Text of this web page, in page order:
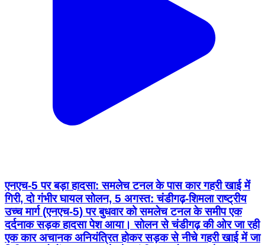
एनएच-5 पर बड़ा हादसा: समलेच टनल के पास कार गहरी खाई में
गिरी, दो गंभीर घायल सोलन, 5 अगस्त: चंडीगढ़-शिमला राष्ट्रीय
उच्च मार्ग (एनएच-5) पर बुधवार को समलेच टनल के समीप एक
दर्दनाक सड़क हादसा पेश आया। सोलन से चंडीगढ़ की ओर जा रही
एक कार अचानक अनियंत्रित होकर सड़क से नीचे गहरी खाई में जा